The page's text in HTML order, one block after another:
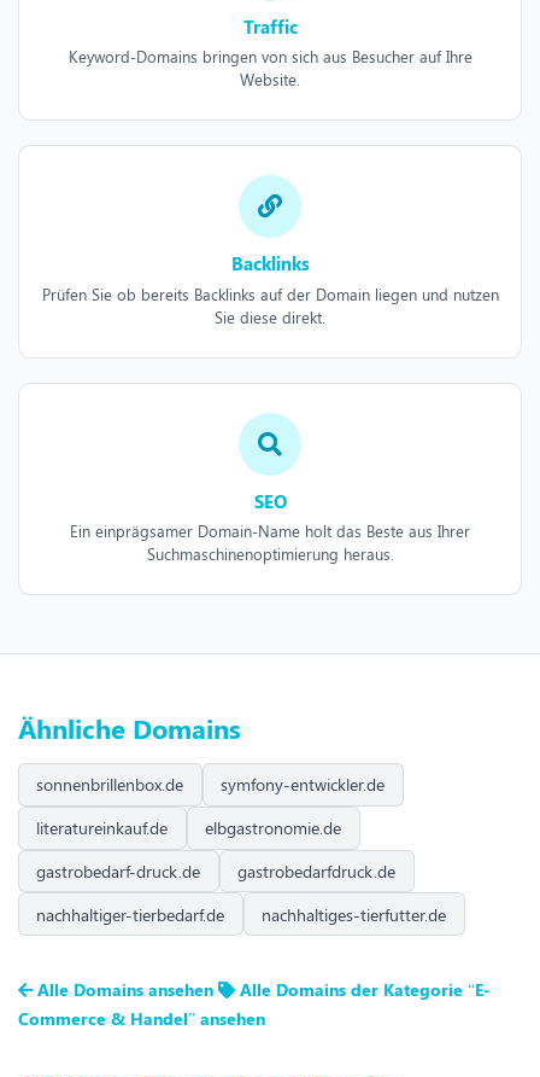
Traffic
Keyword-Domains bringen von sich aus Besucher auf Ihre
Website.
Backlinks
Prüfen Sie ob bereits Backlinks auf der Domain liegen und nutzen
Sie diese direkt.
SEO
Ein einprägsamer Domain-Name holt das Beste aus Ihrer
Suchmaschinenoptimierung heraus.
Ähnliche Domains
sonnenbrillenbox.de
symfony-entwickler.de
literatureinkauf.de
elbgastronomie.de
gastrobedarf-druck.de
gastrobedarfdruck.de
nachhaltiger-tierbedarf.de
nachhaltiges-tierfutter.de
Alle Domains ansehen
Alle Domains der Kategorie “E-
Commerce & Handel” ansehen